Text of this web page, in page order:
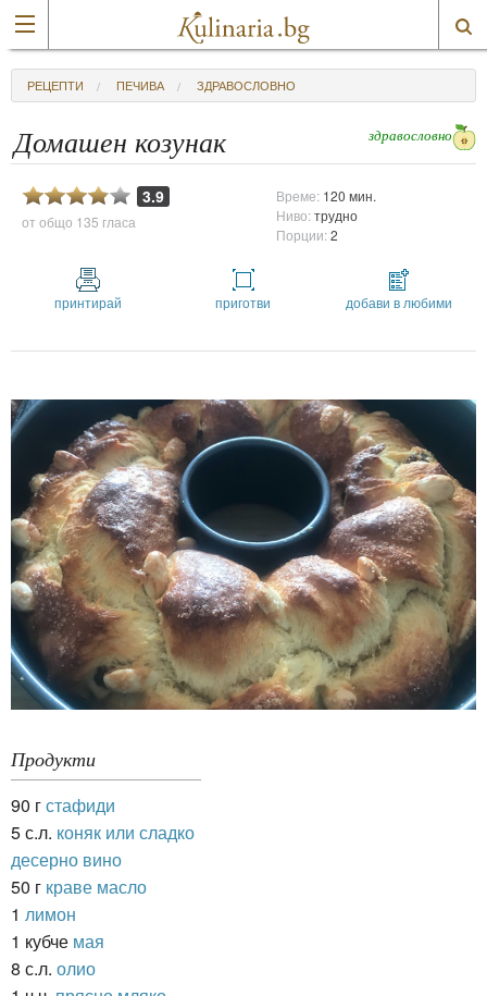
РЕЦЕПТИ ПЕЧИВА ЗДРАВОСЛОВНО
Домашен козунак здравословно
3.9
от общо 135 гласа
Време: 120 мин.
Ниво:трудно
Порции:2
принтирай приготви добави в любими
Продукти
90 гстафиди
5 с.л. коняк или сладко
десерно вино
50 г краве масло
1 лимон
1 кубче мая
8 с.л. олио